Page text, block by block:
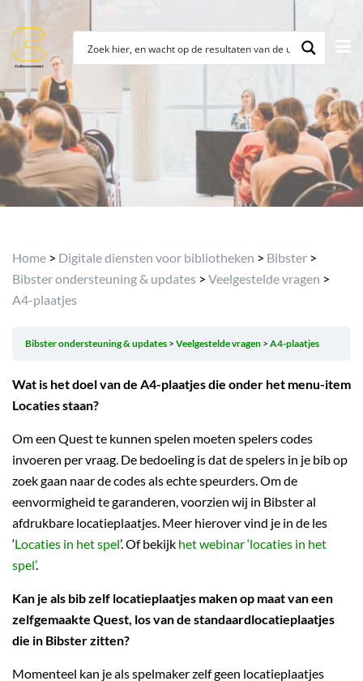
Archief
Home > Digitale diensten voor bibliotheken > Bibster >
Bibster ondersteuning & updates > Veelgestelde vragen >
A4-plaatjes
Bibster ondersteuning & updates Veelgestelde vragen A4-plaatjes
Wat is het doel van de A4-plaatjes die onder het menu-item
Locaties staan?
Om een Quest te kunnen spelen moeten spelers codes
invoeren per vraag. De bedoeling is dat de spelers in je bib op
zoek gaan naar de codes als echte speurders. Om de
eenvormigheid te garanderen, voorzien wij in Bibster al
afdrukbare locatieplaatjes. Meer hierover vind je in de les
‘Locaties in het spel’. Of bekijk het webinar ‘locaties in het
spel’.
Kan je als bib zelf locatieplaatjes maken op maat van een
zelfgemaakte Quest, los van de standaardlocatieplaatjes
die in Bibster zitten?
Momenteel kan je als spelmaker zelf geen locatieplaatjes